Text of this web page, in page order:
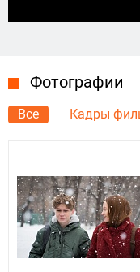
Фотографии
Все Кадры